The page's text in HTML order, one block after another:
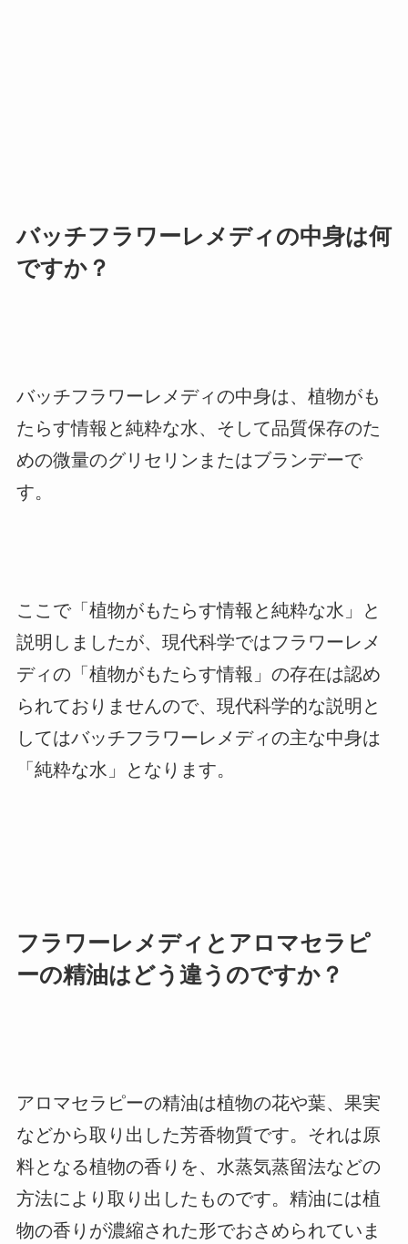
バッチフラワーレメディの中身は何
ですか？
バッチフラワーレメディの中身は、植物がも
たらす情報と純粋な水、そして品質保存のた
めの微量のグリセリンまたはブランデーで
す。
ここで「植物がもたらす情報と純粋な水」と
説明しましたが、現代科学ではフラワーレメ
ディの「植物がもたらす情報」の存在は認め
られておりませんので、現代科学的な説明と
してはバッチフラワーレメディの主な中身は
「純粋な水」となります。
フラワーレメディとアロマセラピ
ーの精油はどう違うのですか？
アロマセラピーの精油は植物の花や葉、果実
などから取り出した芳香物質です。それは原
料となる植物の香りを、水蒸気蒸留法などの
方法により取り出したものです。精油には植
物の香りが濃縮された形でおさめられていま